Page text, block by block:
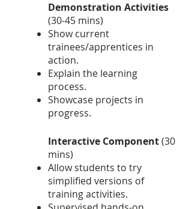
Demonstration Activities
(30-45 mins)
Show current
trainees/apprentices in
action.
Explain the learning
process.
Showcase projects in
progress.
Interactive Component(30
mins)
Allow students to try
simplified versions of
training activities.